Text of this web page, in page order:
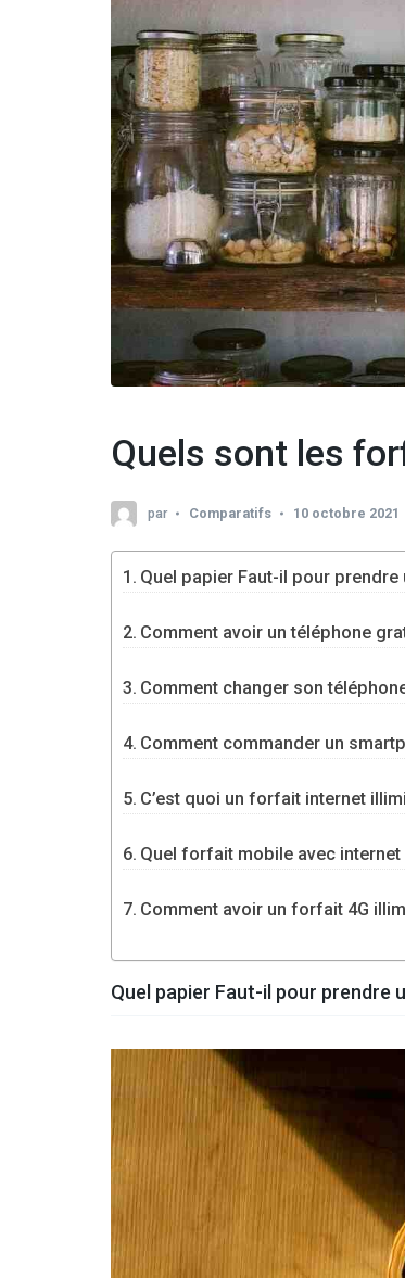
Quels sont les
par Comparatifs 10 octobre 2021
Quel papier Faut-il pour prendre
Comment avoir un téléphone
Comment changer son
Comment commander un
C’est quoi un forfait internet
Quel forfait mobile avec internet
Comment avoir un forfait 4G
Quel papier Faut-il pour prendre